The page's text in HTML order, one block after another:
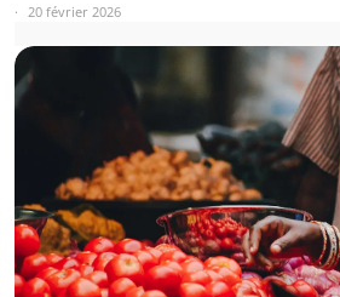
20 février 2026